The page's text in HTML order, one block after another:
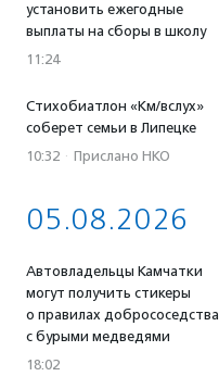
установить ежегодные
выплаты на сборы в школу
11:24
Стихобиатлон «Км/вслух»
соберет семьи в Липецке
10:32 · Прислано НКО
05.08.2026
Автовладельцы Камчатки
могут получить стикеры
о правилах добрососедства
с бурыми медведями
18:02